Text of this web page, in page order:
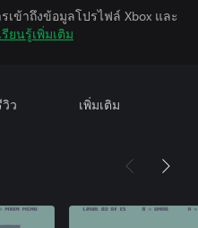
เข้าถึงข้อมูลโปรไฟล์ Xbox และ
รียนรู้เพิ่มเติม
ว เพิ่มเติม